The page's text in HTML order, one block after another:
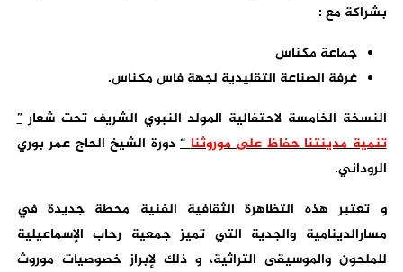
بشراكة مع :
جماعة مكناس
غرفة الصناعة التقليدية لجهة فاس مكناس.
النسخة الخامسة لاحتفالية المولد النبوي الشريف تحت شعار”
تنمية مدينتنا حفاظ على موروثنا“ دورة الشيخ الحاج عمر بوري
الروداني.
و تعتبر هذه التظاهرة الثقافية الفنية محطة جديدة في
مسارالدينامية والجدية التي تميز جمعية رحاب الإسماعيلية
للملحون والموسيقى التراثية، و ذلك لإبراز خصوصيات موروث